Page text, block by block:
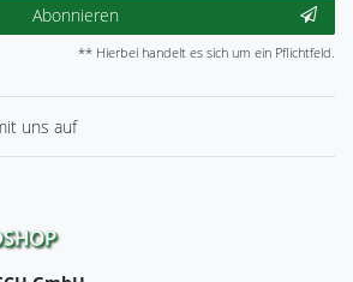
Abonnieren
** Hierbei handelt es sich um ein Pflichtfeld.
uns auf